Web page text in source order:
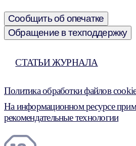
Сообщить об опечатке
Обращение в техподдержку
СТАТЬИ ЖУРНАЛА
Политика обработки файлов
На информационном ресурсе
рекомендательные технологии